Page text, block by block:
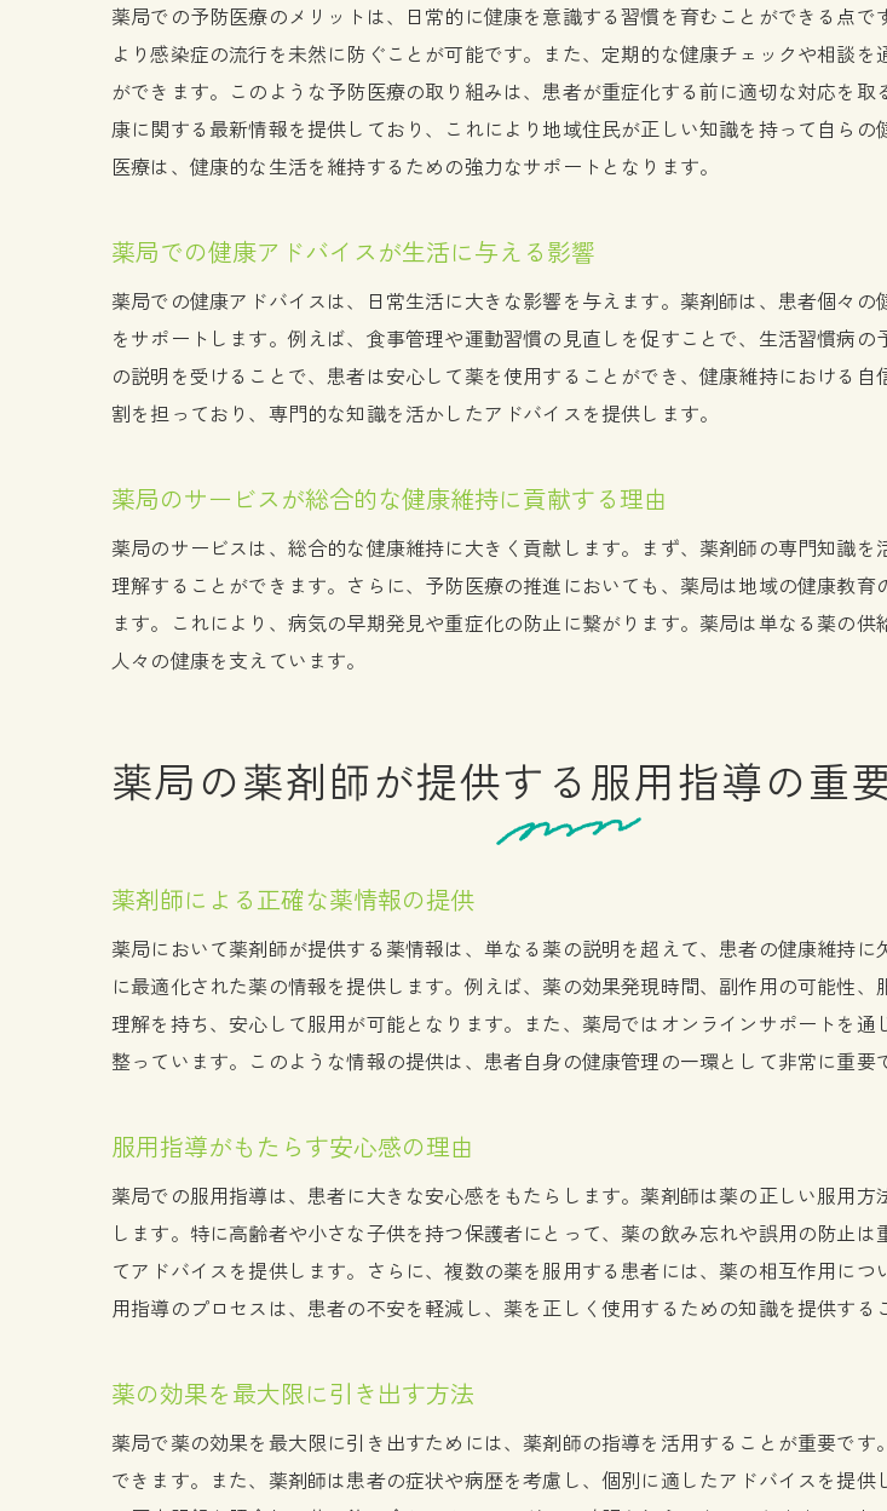
オンライン相談が提供する利
忙しい家庭が薬局サポートを
オンライン薬局で受けられる
日常生活に溶け込む薬局の
薬局のサービスが健康維持に
地域の健康を支える薬局の取
多様な健康ニーズに応える薬
薬局のサービスが提供する
薬局が提供する健康ワークショッ
健康ワークショップで学ぶ健
薬局が提供するワークショッ
健康ワークショップが地域社
薬局での栄養相談が健康に及
効果的な栄養相談を活用した
栄養相談が日常生活に浸透す
薬局での予防医療のメリットは、日常的に健康を意識する習慣を育むことができる点
より感染症の流行を未然に防ぐことが可能です。また、定期的な健康チェックや相談
ができます。このような予防医療の取り組みは、患者が重症化する前に適切な対応を
康に関する最新情報を提供しており、これにより地域住民が正しい知識を持って自ら
医療は、健康的な生活を維持するための強力なサポートとなります。
薬局での健康アドバイスが生活に与える影響
薬局での健康アドバイスは、日常生活に大きな影響を与えます。薬剤師は、患者個々
をサポートします。例えば、食事管理や運動習慣の見直しを促すことで、生活習慣病
の説明を受けることで、患者は安心して薬を使用することができ、健康維持における
割を担っており、専門的な知識を活かしたアドバイスを提供します。
薬局のサービスが総合的な健康維持に貢献する理由
薬局のサービスは、総合的な健康維持に大きく貢献します。まず、薬剤師の専門知識
理解することができます。さらに、予防医療の推進においても、薬局は地域の健康教
ます。これにより、病気の早期発見や重症化の防止に繋がります。薬局は単なる薬の
人々の健康を支えています。
薬局の薬剤師が提供する服用指導の重
薬剤師による正確な薬情報の提供
薬局において薬剤師が提供する薬情報は、単なる薬の説明を超えて、患者の健康維持
に最適化された薬の情報を提供します。例えば、薬の効果発現時間、副作用の可能性
理解を持ち、安心して服用が可能となります。また、薬局ではオンラインサポートを
整っています。このような情報の提供は、患者自身の健康管理の一環として非常に重要
服用指導がもたらす安心感の理由
薬局での服用指導は、患者に大きな安心感をもたらします。薬剤師は薬の正しい服用
します。特に高齢者や小さな子供を持つ保護者にとって、薬の飲み忘れや誤用の防止
てアドバイスを提供します。さらに、複数の薬を服用する患者には、薬の相互作用に
用指導のプロセスは、患者の不安を軽減し、薬を正しく使用するための知識を提供する
薬の効果を最大限に引き出す方法
薬局で薬の効果を最大限に引き出すためには、薬剤師の指導を活用することが重要で
できます。また、薬剤師は患者の症状や病歴を考慮し、個別に適したアドバイスを提